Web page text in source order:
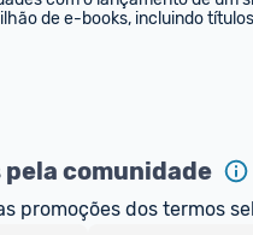
de e-books, incluindo
comunidade
promoções dos termos